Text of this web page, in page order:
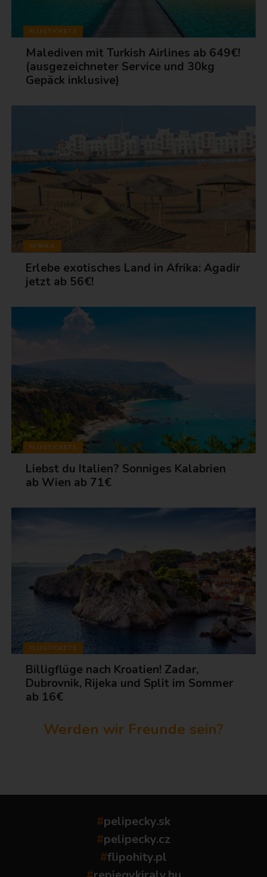
FLUGTICKETS
Malediven mit Turkish Airlines ab 649€!
(ausgezeichneter Service und 30kg
Gepäck inklusive)
AFRIKA
Erlebe exotisches Land in Afrika: Agadir
jetzt ab 56€!
FLUGTICKETS
Liebst du Italien? Sonniges Kalabrien
ab Wien ab 71€
FLUGTICKETS
Billigflüge nach Kroatien! Zadar,
Dubrovnik, Rijeka und Split im Sommer
ab 16€
Werden wir Freunde sein?
#pelipecky.sk
#pelipecky.cz
#flipohity.pl